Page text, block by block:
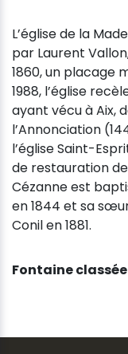
L’église de la
par Laurent
1860, un placage
1988, l’église
ayant vécu à Aix,
l’Annonciation
l’église Saint-
de restauration de
Cézanne est
en 1844 et sa
Conil en 1881.
Fontaine classée